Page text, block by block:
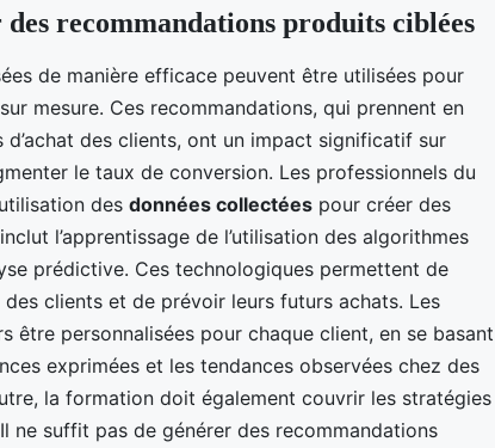
recommandations produits ciblées
de manière efficace peuvent être utilisées pour
mesure. Ces recommandations, qui prennent en
des clients, ont un impact significatif sur
le taux de conversion. Les professionnels du
des données collectées pour créer des
l’apprentissage de l’utilisation des algorithmes
prédictive. Ces technologiques permettent de
clients et de prévoir leurs futurs achats. Les
être personnalisées pour chaque client, en se basant
exprimées et les tendances observées chez des
la formation doit également couvrir les stratégies
ne suffit pas de générer des recommandations